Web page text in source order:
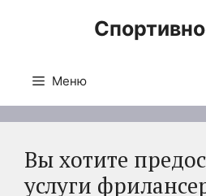
Меню
Вы хотите
услуги